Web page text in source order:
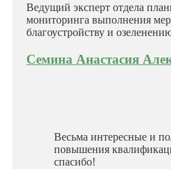
Ведущий эксперт отдела
мониторинга выполнения
благоустройству и
Семина Анастасия
Весьма интересные и
повышения
спасибо!